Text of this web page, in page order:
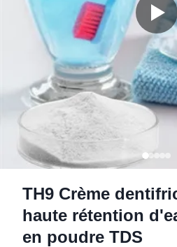
TH9 Crème
haute rétention
en poudre TDS